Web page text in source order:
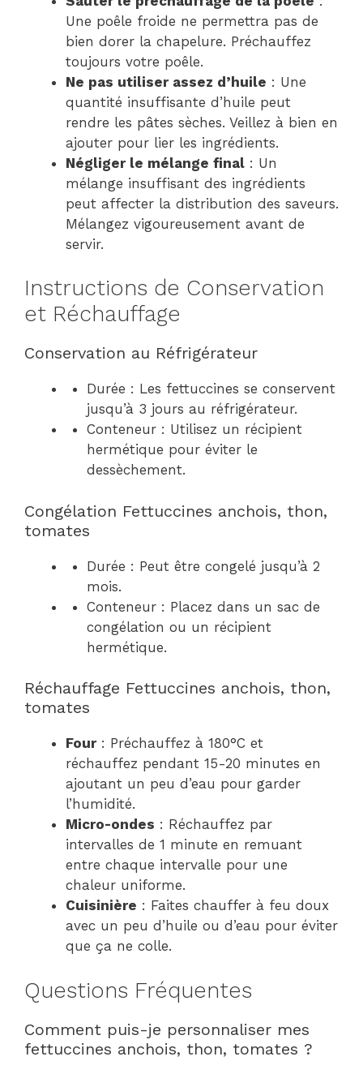
Une poêle froide ne permettra pas de
bien dorer la chapelure. Préchauffez
toujours votre poêle.
Ne pas utiliser assez d’huile : Une
quantité insuffisante d’huile peut
rendre les pâtes sèches. Veillez à bien en
ajouter pour lier les ingrédients.
Négliger le mélange final : Un
mélange insuffisant des ingrédients
peut affecter la distribution des saveurs.
Mélangez vigoureusement avant de
servir.
Instructions de Conservation
et Réchauffage
Conservation au Réfrigérateur
Durée : Les fettuccines se conservent
jusqu’à 3 jours au réfrigérateur.
Conteneur : Utilisez un récipient
hermétique pour éviter le
dessèchement.
Congélation Fettuccines anchois, thon,
tomates
Durée : Peut être congelé jusqu’à 2
mois.
Conteneur : Placez dans un sac de
congélation ou un récipient
hermétique.
Réchauffage Fettuccines anchois, thon,
tomates
Four: Préchauffez à 180°C et
réchauffez pendant 15-20 minutes en
ajoutant un peu d’eau pour garder
l’humidité.
Micro-ondes : Réchauffez par
intervalles de 1 minute en remuant
entre chaque intervalle pour une
chaleur uniforme.
Cuisinière : Faites chauffer à feu doux
avec un peu d’huile ou d’eau pour éviter
que ça ne colle.
Questions Fréquentes
Comment puis-je personnaliser mes
fettuccines anchois, thon, tomates ?